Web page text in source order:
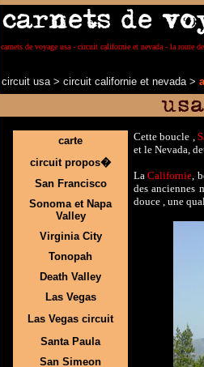
carnets de voyage usa - circuit californie et nevada - la route
circuit usa> circuit californie et nevada>
carte
circuit propos�
San Francisco
Sonoma et Napa
Valley
Virginia City
Tonopah
Death Valley
Las Vegas
Las Vegas circuit
Santa Paula
San Simeon
Cette boucle ,
et le Nevada,
LaCalifornie,
des anciennes
douce , une